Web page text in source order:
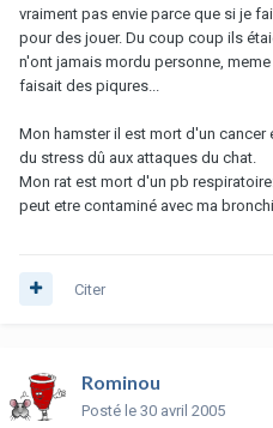
vraiment pas envie parce que si je
pour des jouer. Du coup coup ils
n'ont jamais mordu personne,
faisait des piqures...
Mon hamster il est mort d'un cancer
du stress dû aux attaques du chat.
Mon rat est mort d'un pb
peut etre contaminé avec ma
Citer
Rominou
Posté le 30 avril 2005